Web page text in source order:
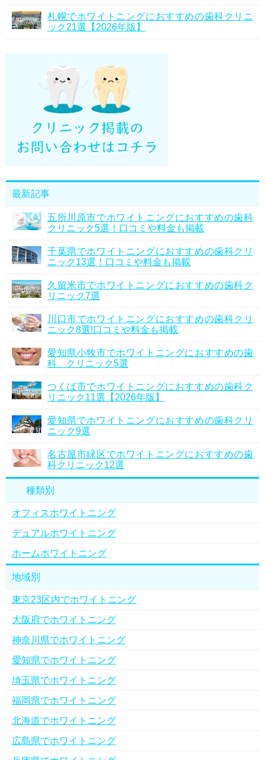
札幌でホワイトニングにおすすめの歯科クリニ
ック21選【2026年版】
最新記事
五所川原市でホワイトニングにおすすめの歯科
クリニック5選！口コミや料金も掲載
千葉県でホワイトニングにおすすめの歯科クリ
ニック13選！口コミや料金も掲載
久留米市でホワイトニングにおすすめの歯科ク
リニック7選
川口市でホワイトニングにおすすめの歯科クリ
ニック8選!口コミや料金も掲載
愛知県小牧市でホワイトニングにおすすめの歯
科、クリニック5選
つくば市でホワイトニングにおすすめの歯科ク
リニック11選【2026年版】
愛知県でホワイトニングにおすすめの歯科クリ
ニック9選
名古屋市緑区でホワイトニングにおすすめの歯
科クリニック12選
種類別
オフィスホワイトニング
デュアルホワイトニング
ホームホワイトニング
地域別
東京23区内でホワイトニング
大阪府でホワイトニング
神奈川県でホワイトニング
愛知県でホワイトニング
埼玉県でホワイトニング
福岡県でホワイトニング
北海道でホワイトニング
広島県でホワイトニング